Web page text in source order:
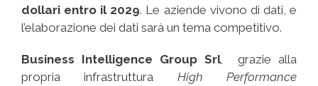
dollari entro il 2029. Le aziende vivono di dati, e
l’elaborazione dei dati sarà un tema competitivo.
Business Intelligence Group Srl, grazie alla
propria infrastruttura High Performance